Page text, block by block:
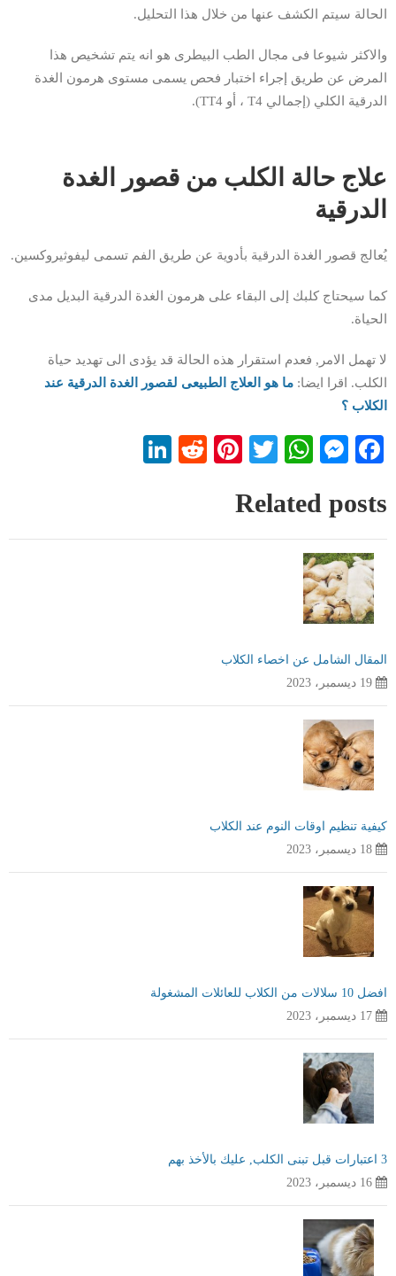
الحالة سيتم الكشف عنها من خلال هذا التحليل.
والاكثر شيوعا فى مجال الطب البيطرى هو انه يتم تشخيص هذا
المرض عن طريق إجراء اختبار فحص يسمى مستوى هرمون الغدة
الدرقية الكلي (إجمالي T4 ، أو TT4).
علاج حالة الكلب من قصور الغدة
الدرقية
يُعالج قصور الغدة الدرقية بأدوية عن طريق الفم تسمى ليفوثيروكسين.
كما سيحتاج كلبك إلى البقاء على هرمون الغدة الدرقية البديل مدى
الحياة.
لا تهمل الامر, فعدم استقرار هذه الحالة قد يؤدى الى تهديد حياة
الكلب. اقرا ايضا: ما هو العلاج الطبيعى لقصور الغدة الدرقية عند
الكلاب ؟
Facebook
Messenger
WhatsApp
Twitter
Pinterest
Reddit
Related posts
المقال الشامل عن اخصاء الكلاب
19 ديسمبر، 2023
كيفية تنظيم اوقات النوم عند الكلاب
18 ديسمبر، 2023
افضل 10 سلالات من الكلاب للعائلات المشغولة
17 ديسمبر، 2023
3 اعتبارات قبل تبنى الكلب, عليك بالأخذ بهم
16 ديسمبر، 2023